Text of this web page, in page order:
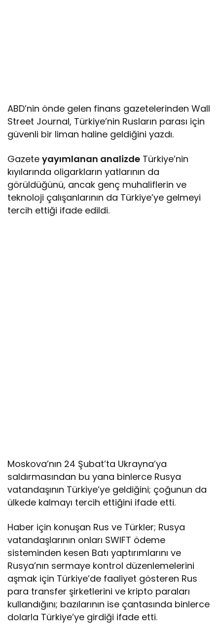
ABD’nin önde gelen finans gazetelerinden Wall
Street Journal, Türkiye’nin Rusların parası için
güvenli bir liman haline geldiğini yazdı.
Gazeteyayımlanan analizde Türkiye’nin
kıyılarında oligarkların yatlarının da
görüldüğünü, ancak genç muhaliflerin ve
teknoloji çalışanlarının da Türkiye’ye gelmeyi
tercih ettiği ifade edildi.
Moskova’nın 24 Şubat’ta Ukrayna’ya
saldırmasından bu yana binlerce Rusya
vatandaşının Türkiye’ye geldiğini; çoğunun da
ülkede kalmayı tercih ettiğini ifade etti.
Haber için konuşan Rus ve Türkler; Rusya
vatandaşlarının onları SWIFT ödeme
sisteminden kesen Batı yaptırımlarını ve
Rusya’nın sermaye kontrol düzenlemelerini
aşmak için Türkiye’de faaliyet gösteren Rus
para transfer şirketlerini ve kripto paraları
kullandığını; bazılarının ise çantasında binlerce
dolarla Türkiye’ye girdiği ifade etti.